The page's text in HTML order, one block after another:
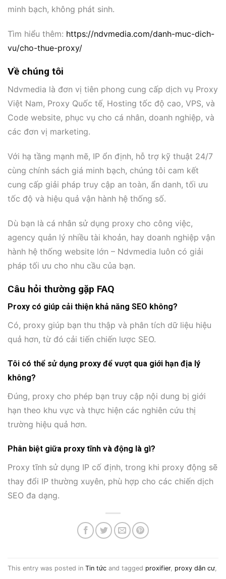
minh bạch, không phát sinh.
Tìm hiểu thêm: https://ndvmedia.com/danh-muc-dich-
vu/cho-thue-proxy/
Về chúng tôi
Ndvmedia là đơn vị tiên phong cung cấp dịch vụ Proxy
Việt Nam, Proxy Quốc tế, Hosting tốc độ cao, VPS, và
Code website, phục vụ cho cá nhân, doanh nghiệp, và
các đơn vị marketing.
Với hạ tầng mạnh mẽ, IP ổn định, hỗ trợ kỹ thuật 24/7
cùng chính sách giá minh bạch, chúng tôi cam kết
cung cấp giải pháp truy cập an toàn, ẩn danh, tối ưu
tốc độ và hiệu quả vận hành hệ thống số.
Dù bạn là cá nhân sử dụng proxy cho công việc,
agency quản lý nhiều tài khoản, hay doanh nghiệp vận
hành hệ thống website lớn – Ndvmedia luôn có giải
pháp tối ưu cho nhu cầu của bạn.
Câu hỏi thường gặp FAQ
Proxy có giúp cải thiện khả năng SEO không?
Có, proxy giúp bạn thu thập và phân tích dữ liệu hiệu
quả hơn, từ đó cải tiến chiến lược SEO.
Tôi có thể sử dụng proxy để vượt qua giới hạn địa lý
không?
Đúng, proxy cho phép bạn truy cập nội dung bị giới
hạn theo khu vực và thực hiện các nghiên cứu thị
trường hiệu quả hơn.
Phân biệt giữa proxy tĩnh và động là gì?
Proxy tĩnh sử dụng IP cố định, trong khi proxy động sẽ
thay đổi IP thường xuyên, phù hợp cho các chiến dịch
SEO đa dạng.
This entry was posted in Tin tức and tagged proxifier, proxy dân cư,